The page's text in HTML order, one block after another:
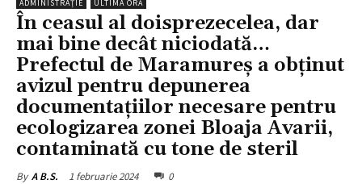
ADMINISTRAȚIE ULTIMA ORĂ
În ceasul al doisprezecelea, dar
mai bine decât niciodată…
Prefectul de Maramureș a obținut
avizul pentru depunerea
documentațiilor necesare pentru
ecologizarea zonei Bloaja Avarii,
contaminată cu tone de steril
By A B.S. 1 februarie 2024 0